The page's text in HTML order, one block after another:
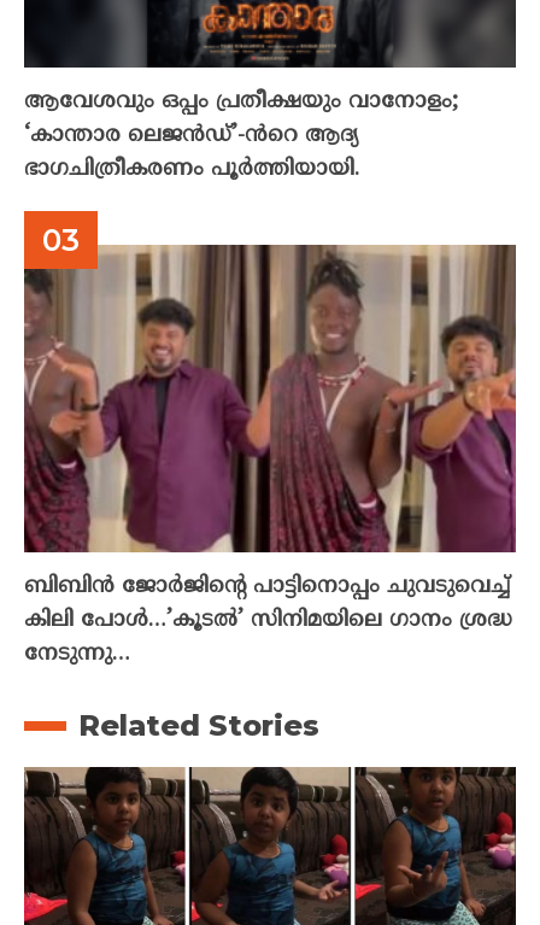
ആവേശവും ഒപ്പം പ്രതീക്ഷയും വാനോളം;
‘കാന്താര ലെജൻഡ്’-ൻറെ ആദ്യ
ഭാഗചിത്രീകരണം പൂർത്തിയായി.
ബിബിൻ ജോർജിന്റെ പാട്ടിനൊപ്പം ചുവടുവെച്ച്
കിലി പോൾ…’കൂടൽ’ സിനിമയിലെ ഗാനം ശ്രദ്ധ
നേടുന്നു…
Related Stories